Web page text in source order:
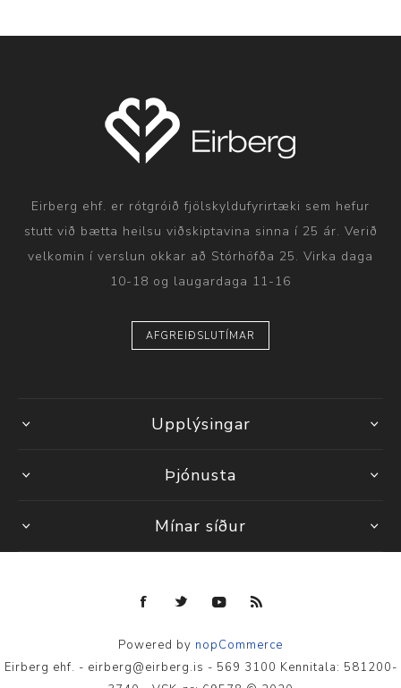
Eirberg ehf. er rótgróið fjölskyldufyrirtæki sem hefur
stutt við bætta heilsu viðskiptavina sinna í 25 ár. Verið
velkomin í verslun okkar að Stórhöfða 25. Virka daga
10-18 og laugardaga 11-16
AFGREIÐSLUTÍMAR
Upplýsingar
Þjónusta
Mínar síður
Powered by nopCommerce
Eirberg ehf. - eirberg@eirberg.is - 569 3100 Kennitala: 581200-